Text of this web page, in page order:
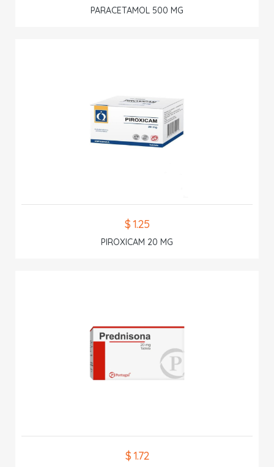
PARACETAMOL 500 MG
$ 1.25
PIROXICAM 20 MG
$ 1.72